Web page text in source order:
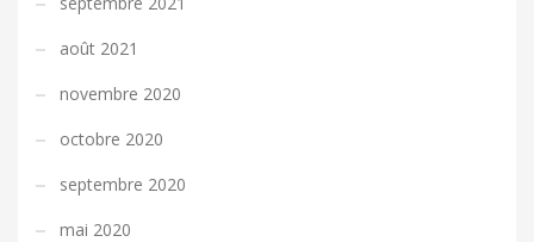
août 2021
novembre 2020
octobre 2020
septembre 2020
mai 2020